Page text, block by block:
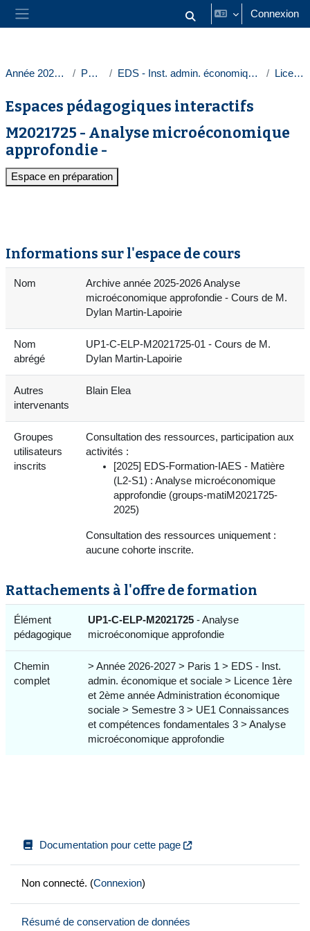
Passer au contenu principal
Panneau latéral Activer/désactiver la saisie
Connexion
Année 2025-2026 Paris 1 EDS - Inst. admin. économique et sociale Licences
Espaces pédagogiques interactifs
M2021725 - Analyse microéconomique
approfondie -
Espace en préparation
Informations sur l'espace de cours
Nom
Archive année 2025-2026 Analyse
microéconomique approfondie - Cours de M.
Dylan Martin-Lapoirie
Nom
abrégé
UP1-C-ELP-M2021725-01 - Cours de M.
Dylan Martin-Lapoirie
Autres
intervenants
Blain Elea
Groupes
utilisateurs
inscrits
Consultation des ressources, participation aux
activités :
[2025] EDS-Formation-IAES - Matière
(L2-S1) : Analyse microéconomique
approfondie (groups-matiM2021725-
2025)
Consultation des ressources uniquement :
aucune cohorte inscrite.
Rattachements à l'offre de formation
Élément
pédagogique
UP1-C-ELP-M2021725 - Analyse
microéconomique approfondie
Chemin
complet
> Année 2026-2027 > Paris 1 > EDS - Inst.
admin. économique et sociale > Licence 1ère
et 2ème année Administration économique
sociale > Semestre 3 > UE1 Connaissances
et compétences fondamentales 3 > Analyse
microéconomique approfondie
Documentation pour cette page
Non connecté. (Connexion)
Résumé de conservation de données